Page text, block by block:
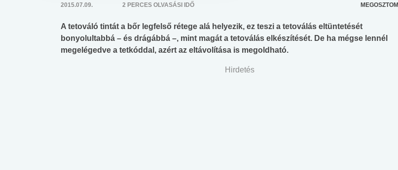
2015.07.09. 2 PERCES OLVASÁSI IDŐ MEGOSZTOM
A tetováló tintát a bőr legfelső rétege alá helyezik, ez teszi a tetoválás eltüntetését
bonyolultabbá – és drágábbá –, mint magát a tetoválás elkészítését. De ha mégse lennél
megelégedve a tetkóddal, azért az eltávolítása is megoldható.
Hirdetés